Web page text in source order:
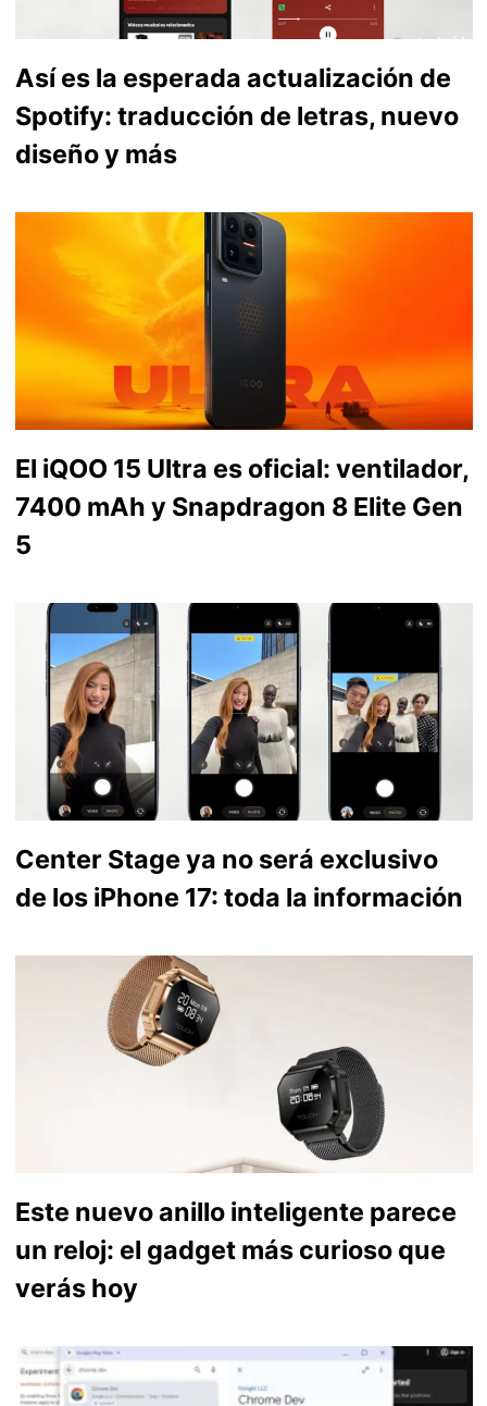
Así es la esperada actualización de
Spotify: traducción de letras, nuevo
diseño y más
El iQOO 15 Ultra es oficial: ventilador,
7400 mAh y Snapdragon 8 Elite Gen
5
Center Stage ya no será exclusivo
de los iPhone 17: toda la información
Este nuevo anillo inteligente parece
un reloj: el gadget más curioso que
verás hoy